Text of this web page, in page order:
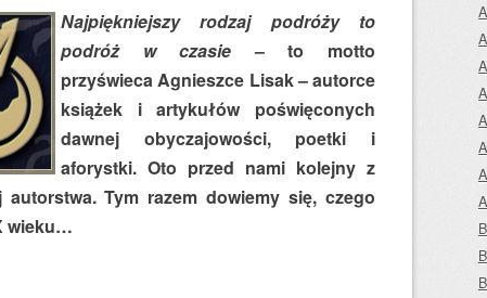
Najpiękniejszy rodzaj podróży to
podróż w czasie – to motto
przyświeca Agnieszce Lisak – autorce
książek i artykułów poświęconych
dawnej obyczajowości, poetki i
aforystki. Oto przed nami kolejny z
Tym razem dowiemy się, czego
wieku…